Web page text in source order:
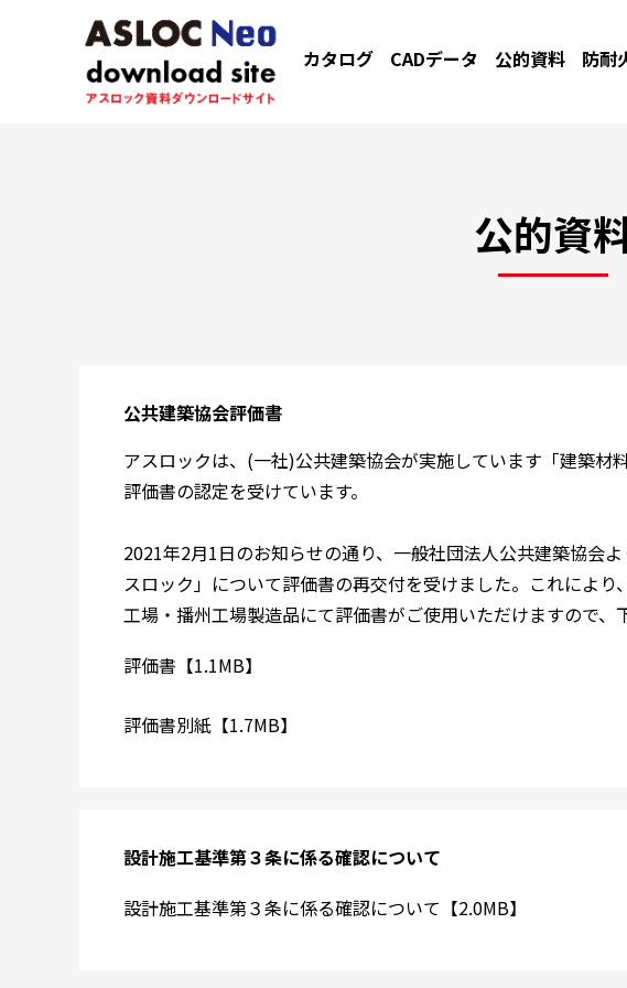
カタログ CADデータ 公的資料 防耐
公的資
公共建築協会評価書
アスロックは、(一社)公共建築協会が実施しています「建築材
評価書の認定を受けています。
2021年2月1日のお知らせの通り、一般社団法人公共建築協会
スロック」について評価書の再交付を受けました。これによ
工場・播州工場製造品にて評価書がご使用いただけますので、
評価書【1.1MB】
評価書別紙【1.7MB】
設計施工基準第３条に係る確認について
設計施工基準第３条に係る確認について【2.0MB】